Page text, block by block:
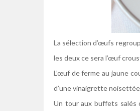
La sélection d’œufs
les deux ce sera l’œuf
L’œuf de ferme au jaune
d’une vinaigrette
Un tour aux buffets salés